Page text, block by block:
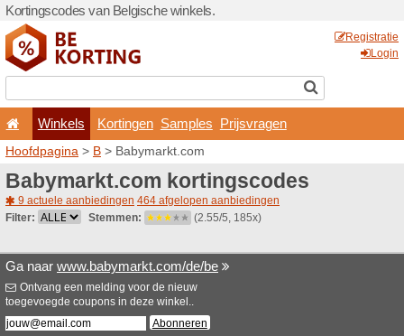
Kortingscodes van
Winkels